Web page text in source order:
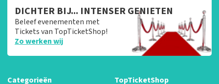
DICHTER BIJ... INTENSER GENIETEN
Beleef evenementen met
Tickets van TopTicketShop!
Zo werken wij
Categorieën
TopTicketShop